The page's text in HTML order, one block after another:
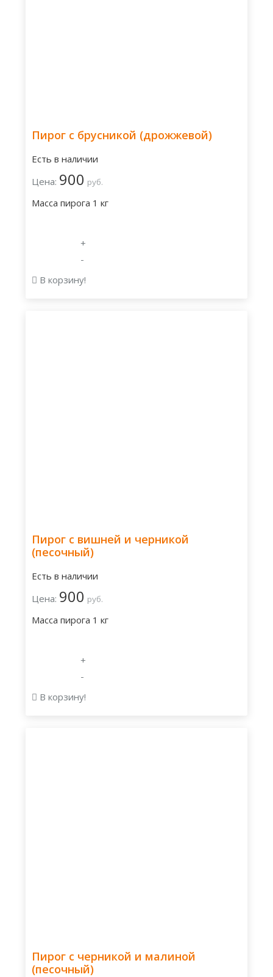
Пирог с брусникой (дрожжевой)
Есть в наличии
Цена: 900 руб.
Масса пирога 1 кг
+
-
В корзину!
Пирог с вишней и черникой
(песочный)
Есть в наличии
Цена: 900 руб.
Масса пирога 1 кг
+
-
В корзину!
Пирог с черникой и малиной
(песочный)